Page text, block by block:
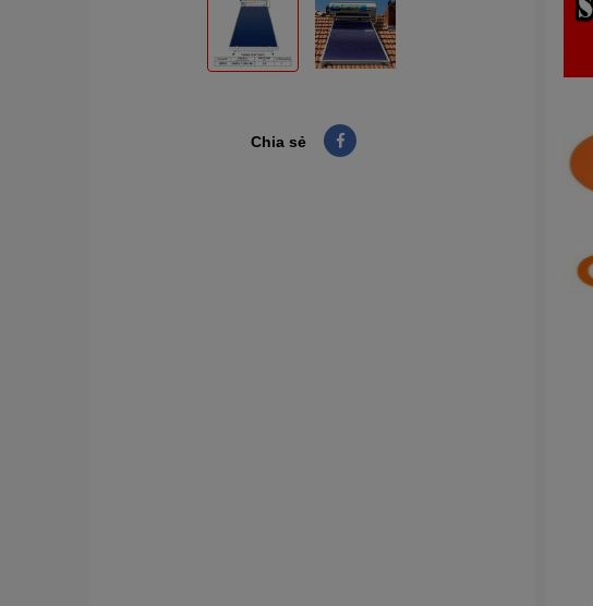
Chia sẻ